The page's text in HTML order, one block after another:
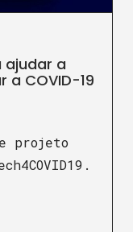
ajudar a
COVID-19
projeto